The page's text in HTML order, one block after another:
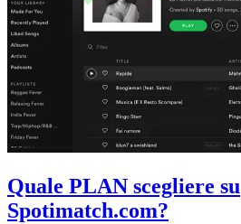
Quale PLAN scegliere su
Spotimatch.com?